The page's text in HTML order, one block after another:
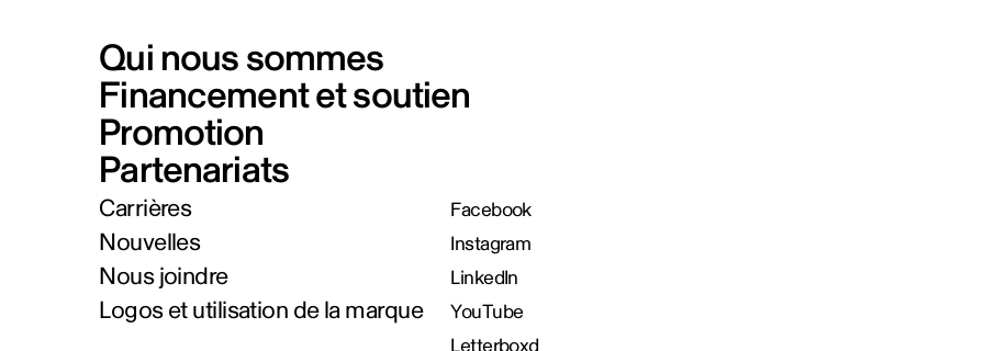
Qui nous sommes
Financement et soutien
Promotion
Partenariats
Carrières
Nouvelles
Nous joindre
Logos et utilisation de la marque
Facebook
Instagram
LinkedIn
YouTube
Letterboxd